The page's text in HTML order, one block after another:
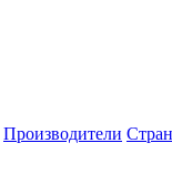
Производители